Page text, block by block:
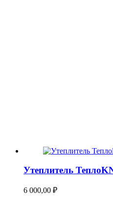
Утеплитель
6 000,00 ₽